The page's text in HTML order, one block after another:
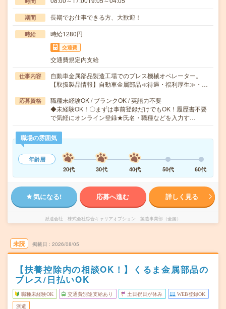
期間 長期でお仕事できる方、大歓迎！
時給 時給1280円
交通費
交通費規定内支給
仕事内容
自動車金属部品製造工場でのプレス機械オペレーター。
【取扱製品情報】自動車金属部品≪待遇・福利厚生≫・…
応募資格
職種未経験OK / ブランクOK / 英語力不要
◆未経験OK！〇まずは事前登録だけでもOK！履歴書不要
で気軽にオンライン登録★氏名・職種などを入力す…
職場の雰囲気
年齢層
20代
30代 40代 50代 60代
気になる! 応募へ進む 詳しく見る
派遣会社 株式会社綜合キャリアオプション 製造事業部（全国）
未読 掲載日 2026/08/05
【扶養控除内の相談OK！】くるま金属部品の
プレス/日払いOK
職種未経験OK 交通費別途支給あり 土日祝日が休み WEB登録OK
派遣